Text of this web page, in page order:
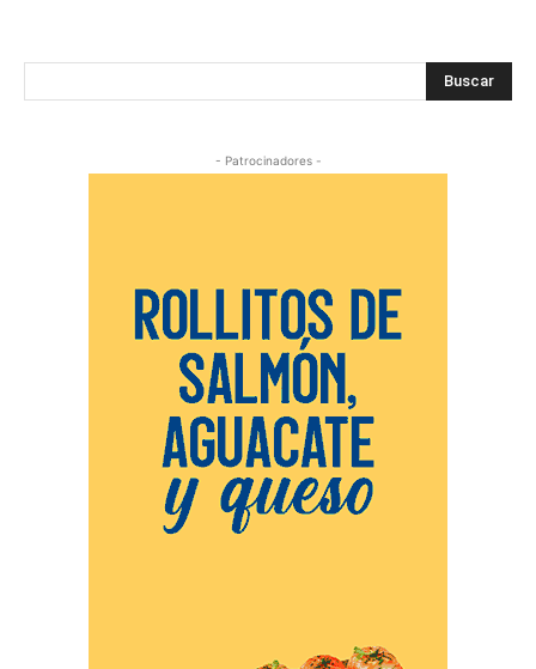
Buscar
- Patrocinadores -